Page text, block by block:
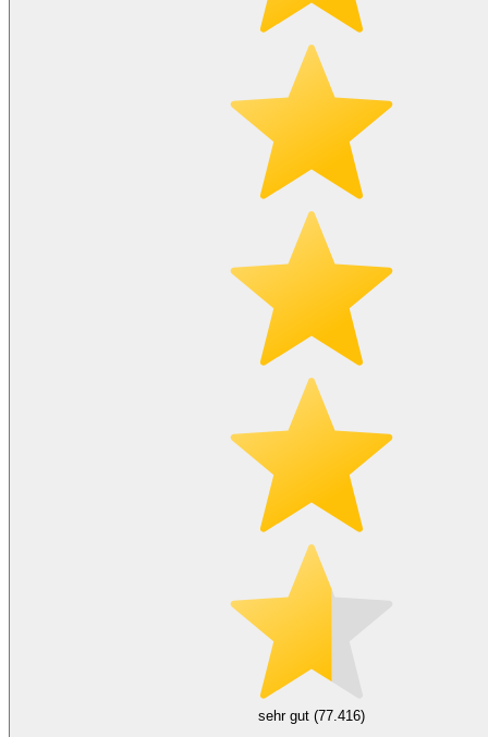
sehr gut (77.416)